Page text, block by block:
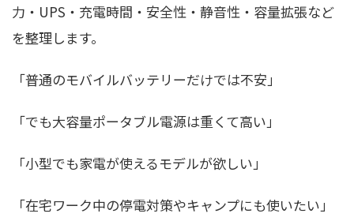
力・UPS・充電時間・安全性・静音性・容量拡張など
を整理します。
「普通のモバイルバッテリーだけでは不安」
「でも大容量ポータブル電源は重くて高い」
「小型でも家電が使えるモデルが欲しい」
「在宅ワーク中の停電対策やキャンプにも使いたい」